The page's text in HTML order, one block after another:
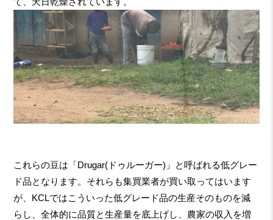
これらの豆は「Drugar(ドゥルーガー)」と呼ばれる低グレー
ド品となります。それらも集買業者が買い取ってはいます
が、KCLではこういった低グレード品の生産そのものを減
らし、全体的に品質と生産量を底上げし、農家の収入を増